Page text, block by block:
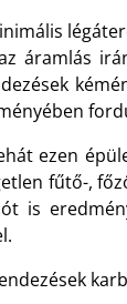
áramlás
ezen
fűtő-,
is